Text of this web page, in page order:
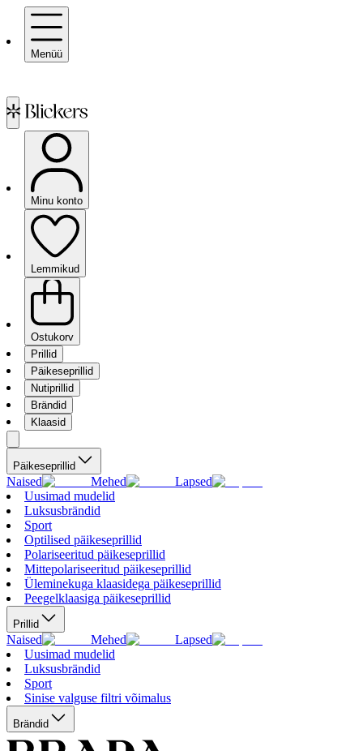
Menüü
Minu konto
Lemmikud
Ostukorv
Prillid
Päikeseprillid
Nutiprillid
Brändid
Klaasid
Päikeseprillid
Naised Mehed
Lapsed
Uusimad mudelid
Luksusbrändid
Sport
Optilised päikeseprillid
Polariseeritud päikeseprillid
Mittepolariseeritud päikeseprillid
Üleminekuga klaasidega päikeseprillid
Peegelklaasiga päikeseprillid
Prillid
Naised Mehed
Lapsed
Uusimad mudelid
Luksusbrändid
Sport
Sinise valguse filtri võimalus
Brändid